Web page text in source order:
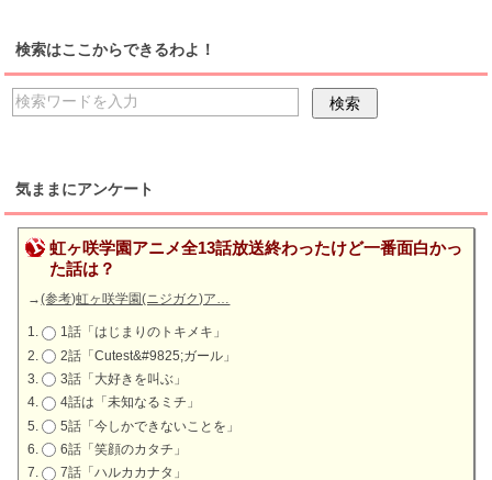
検索はここからできるわよ！
気ままにアンケート
虹ヶ咲学園アニメ全13話放送終わったけど一番面白かっ
た話は？
→(参考)虹ヶ咲学園(ニジガク)ア…
1話「はじまりのトキメキ」
2話「Cutest&#9825;ガール」
3話「大好きを叫ぶ」
4話は「未知なるミチ」
5話「今しかできないことを」
6話「笑顔のカタチ」
7話「ハルカカナタ」